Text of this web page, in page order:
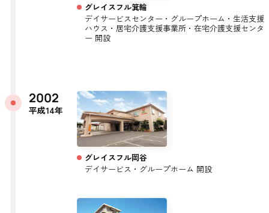
グレイスフル箕輪
デイサービスセンター・グループホーム・生活支援
ハウス・居宅介護支援事業所・在宅介護支援センタ
ー 開設
2002
平成14年
グレイスフル岡谷
デイサービス・グループホーム 開設